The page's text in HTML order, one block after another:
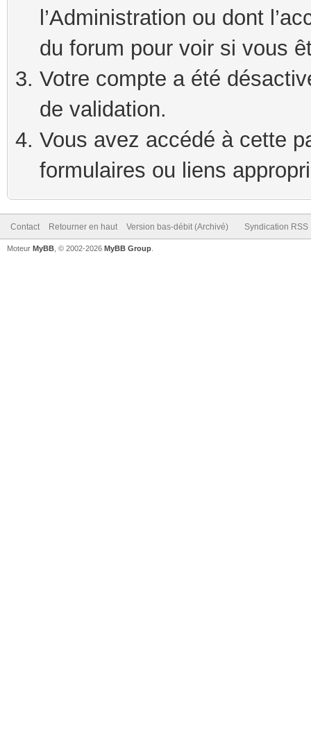
l’Administration ou dont
du forum pour voir si vous
Votre compte a été
de validation.
Vous avez accédé à cette
formulaires ou liens
Contact Retourner en haut Version bas-débit (Archivé) Syndication RSS
Moteur MyBB , © 2002-2026 MyBB Group